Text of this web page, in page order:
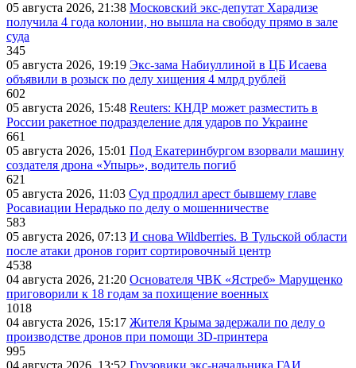
05 августа 2026, 21:38 Московский экс-депутат Харадизе
получила 4 года колонии, но вышла на свободу прямо в зале
суда
345
05 августа 2026, 19:19 Экс-зама Набиуллиной в ЦБ Исаева
объявили в розыск по делу хищения 4 млрд рублей
602
05 августа 2026, 15:48 Reuters: КНДР может разместить в
России ракетное подразделение для ударов по Украине
661
05 августа 2026, 15:01 Под Екатеринбургом взорвали машину
создателя дрона «Упырь», водитель погиб
621
05 августа 2026, 11:03 Суд продлил арест бывшему главе
Росавиации Нерадько по делу о мошенничестве
583
05 августа 2026, 07:13 И снова Wildberries. В Тульской области
после атаки дронов горит сортировочный центр
4538
04 августа 2026, 21:20 Основателя ЧВК «Ястреб» Марущенко
приговорили к 18 годам за похищение военных
1018
04 августа 2026, 15:17 Жителя Крыма задержали по делу о
производстве дронов при помощи 3D‑принтера
995
04 августа 2026, 13:52 Грузовики экс-начальника ГАИ